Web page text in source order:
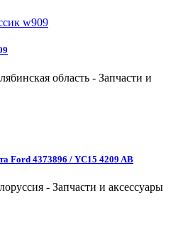
область - Запчасти и
Ford 4373896 / YC15 4209 AB
- Запчасти и аксессуары